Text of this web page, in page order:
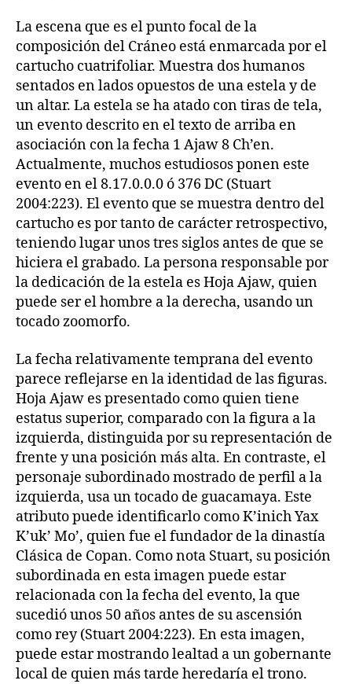
La escena que es el punto focal de la
composición del Cráneo está enmarcada por el
cartucho cuatrifoliar. Muestra dos humanos
sentados en lados opuestos de una estela y de
un altar. La estela se ha atado con tiras de tela,
un evento descrito en el texto de arriba en
asociación con la fecha 1 Ajaw 8 Ch’en.
Actualmente, muchos estudiosos ponen este
evento en el 8.17.0.0.0 ó 376 DC (Stuart
2004:223). El evento que se muestra dentro del
cartucho es por tanto de carácter retrospectivo,
teniendo lugar unos tres siglos antes de que se
hiciera el grabado. La persona responsable por
la dedicación de la estela es Hoja Ajaw, quien
puede ser el hombre a la derecha, usando un
tocado zoomorfo.
La fecha relativamente temprana del evento
parece reflejarse en la identidad de las figuras.
Hoja Ajaw es presentado como quien tiene
estatus superior, comparado con la figura a la
izquierda, distinguida por su representación de
frente y una posición más alta. En contraste, el
personaje subordinado mostrado de perfil a la
izquierda, usa un tocado de guacamaya. Este
atributo puede identificarlo como K’inich Yax
K’uk’ Mo’, quien fue el fundador de la dinastía
Clásica de Copan. Como nota Stuart, su posición
subordinada en esta imagen puede estar
relacionada con la fecha del evento, la que
sucedió unos 50 años antes de su ascensión
como rey (Stuart 2004:223). En esta imagen,
puede estar mostrando lealtad a un gobernante
local de quien más tarde heredaría el trono.